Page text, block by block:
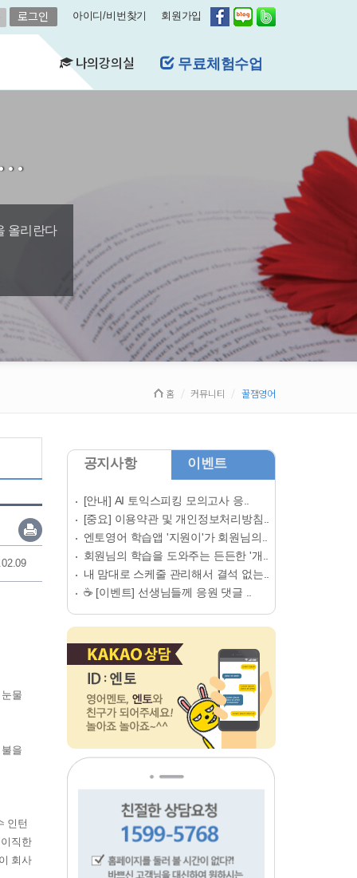
아이디/비번찾기 회원가입
영어첨삭
쿠폰관리
결제내역
나의강의실 레벨평가신청
…
올리란다
홈 커뮤니티 꿀잼영어
물
을
인턴
직한
회사
공지사항 이벤트
[안내] AI 토익스피킹 모의고사 응..
[중요] 이용약관 및 개인정보처리방침..
엔토영어 학습앱 '지원이'가 회원님의..
회원님의 학습을 도와주는 든든한 '개..
내 맘대로 스케줄 관리해서 결석 없는..
☕ [이벤트] 선생님들께 응원 댓글 ..